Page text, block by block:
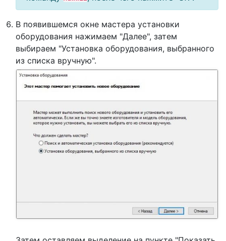
В появившемся окне мастера установки
оборудования нажимаем "Далее", затем
выбираем "Установка оборудования, выбранного
из списка вручную".